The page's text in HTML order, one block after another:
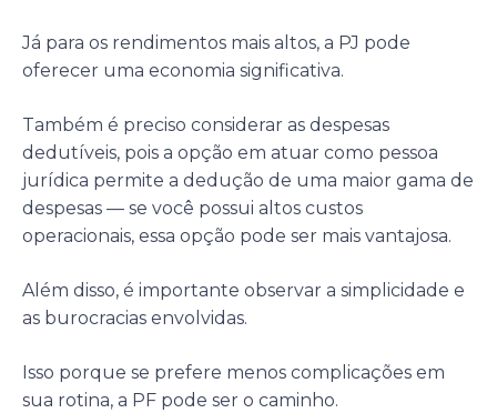
Já para os rendimentos mais altos, a PJ pode
oferecer uma economia significativa.
Também é preciso considerar as despesas
dedutíveis, pois a opção em atuar como pessoa
jurídica permite a dedução de uma maior gama de
despesas — se você possui altos custos
operacionais, essa opção pode ser mais vantajosa.
Além disso, é importante observar a simplicidade e
as burocracias envolvidas.
Isso porque se prefere menos complicações em
sua rotina, a PF pode ser o caminho.